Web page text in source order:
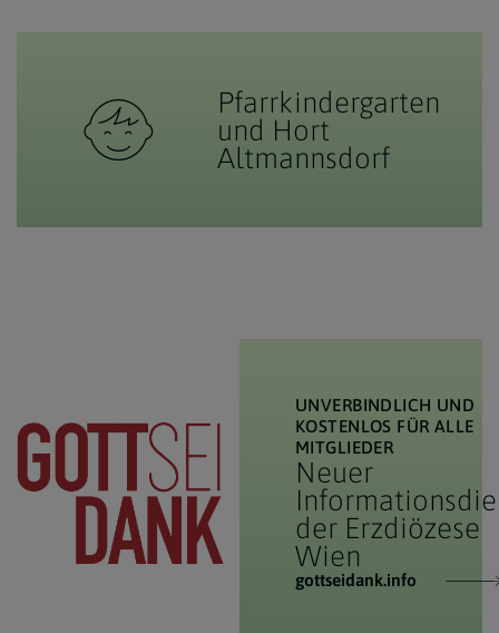
Pfarrkindergarten
und Hort
Altmannsdorf
UNVERBINDLICH UND
KOSTENLOS FÜR ALLE
MITGLIEDER
Neuer
der Erzdiözese
Wien
gottseidank.info